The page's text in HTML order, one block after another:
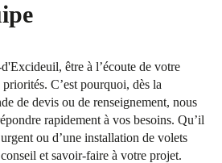
être à l’écoute de votre
C’est pourquoi, dès la
de devis ou de renseignement, nous
rapidement à vos besoins. Qu’il
urgent ou d’une installation de volets
et savoir-faire à votre projet.